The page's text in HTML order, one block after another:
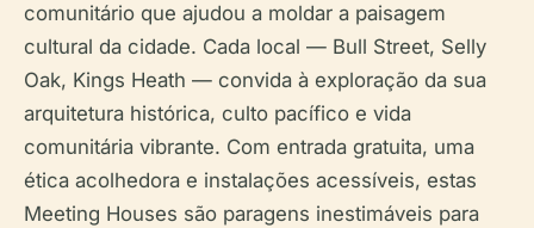
comunitário que ajudou a moldar a paisagem
cultural da cidade. Cada local — Bull Street, Selly
Oak, Kings Heath — convida à exploração da sua
arquitetura histórica, culto pacífico e vida
comunitária vibrante. Com entrada gratuita, uma
ética acolhedora e instalações acessíveis, estas
Meeting Houses são paragens inestimáveis para